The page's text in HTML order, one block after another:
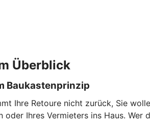
Überblick
Baukastenprinzip
Ihre Retoure nicht zurück, Sie
Ihres Vermieters ins Haus.